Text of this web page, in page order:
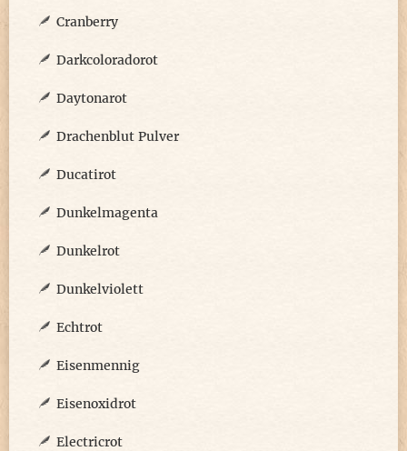
Cranberry
Darkcoloradorot
Daytonarot
Drachenblut Pulver
Ducatirot
Dunkelmagenta
Dunkelrot
Dunkelviolett
Echtrot
Eisenmennig
Eisenoxidrot
Electricrot